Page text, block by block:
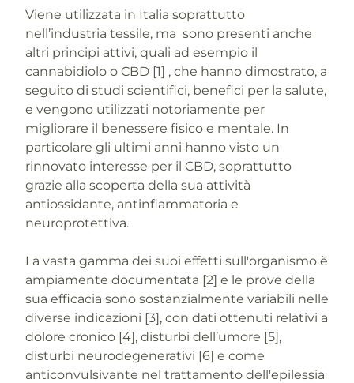
Viene utilizzata in Italia soprattutto
nell’industria tessile, ma sono presenti anche
altri principi attivi, quali ad esempio il
cannabidiolo o CBD [1] , che hanno dimostrato, a
seguito di studi scientifici, benefici per la salute,
e vengono utilizzati notoriamente per
migliorare il benessere fisico e mentale. In
particolare gli ultimi anni hanno visto un
rinnovato interesse per il CBD, soprattutto
grazie alla scoperta della sua attività
antiossidante, antinfiammatoria e
neuroprotettiva.
La vasta gamma dei suoi effetti sull'organismo è
ampiamente documentata [2] e le prove della
sua efficacia sono sostanzialmente variabili nelle
diverse indicazioni [3], con dati ottenuti relativi a
dolore cronico [4], disturbi dell’umore [5],
disturbi neurodegenerativi [6] e come
anticonvulsivante nel trattamento dell'epilessia